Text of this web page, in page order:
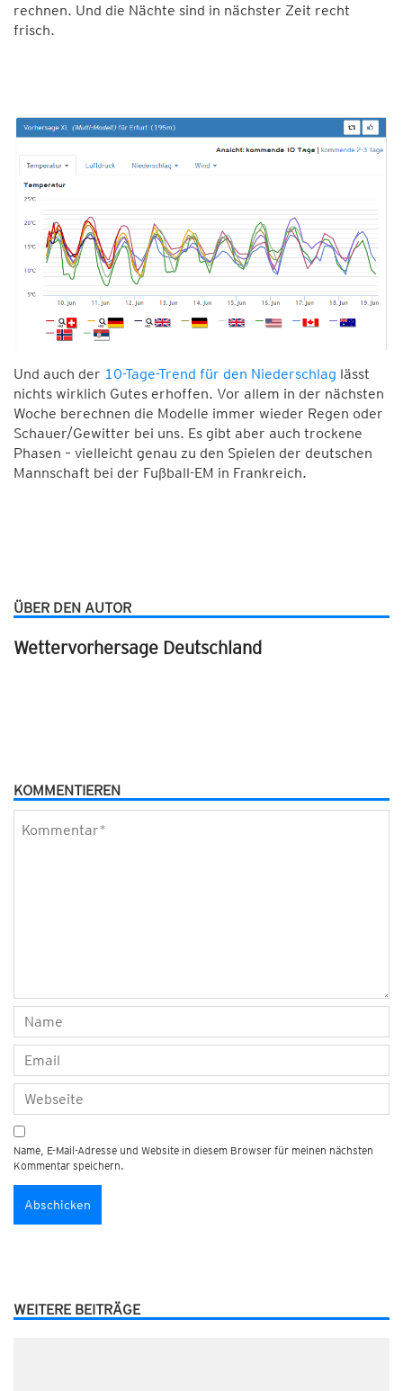
rechnen. Und die Nächte sind in nächster Zeit recht
frisch.
Und auch der 10-Tage-Trend für den Niederschlag lässt
nichts wirklich Gutes erhoffen. Vor allem in der nächsten
Woche berechnen die Modelle immer wieder Regen oder
Schauer/Gewitter bei uns. Es gibt aber auch trockene
Phasen – vielleicht genau zu den Spielen der deutschen
Mannschaft bei der Fußball-EM in Frankreich.
ÜBER DEN AUTOR
Wettervorhersage Deutschland
KOMMENTIEREN
Name, E-Mail-Adresse und Website in diesem Browser für meinen nächsten
Kommentar speichern.
WEITERE BEITRÄGE